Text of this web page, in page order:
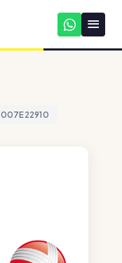
007E22910